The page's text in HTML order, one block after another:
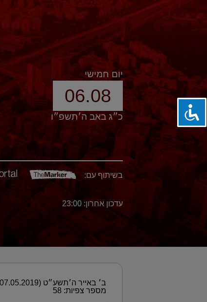
יום חמישי
06.08
כ״ג באב ה׳תשפ״ו
בשיתוף עם:
עדכון אחרון: 23:00
ב׳ באייר ה׳תשע״ט (07.05.2019)
מספר צפיות: 58